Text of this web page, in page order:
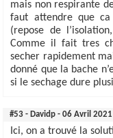
mais non respirante
faut attendre que
(repose de
Comme il fait tres
secher rapidement
donné que la bache
si le sechage dure
#53 - Davidp - 06 Avril 2021
Ici, on a trouvé la